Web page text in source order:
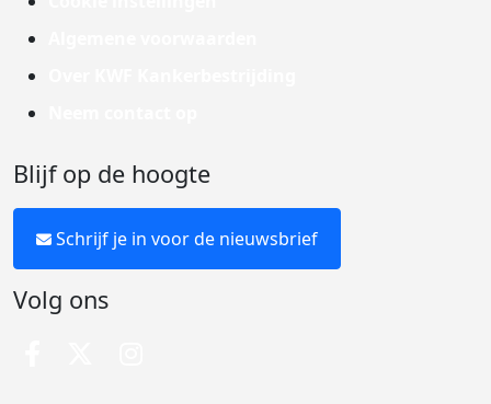
Blijf op de hoogte
Schrijf je in voor de nieuwsbrief
Volg ons